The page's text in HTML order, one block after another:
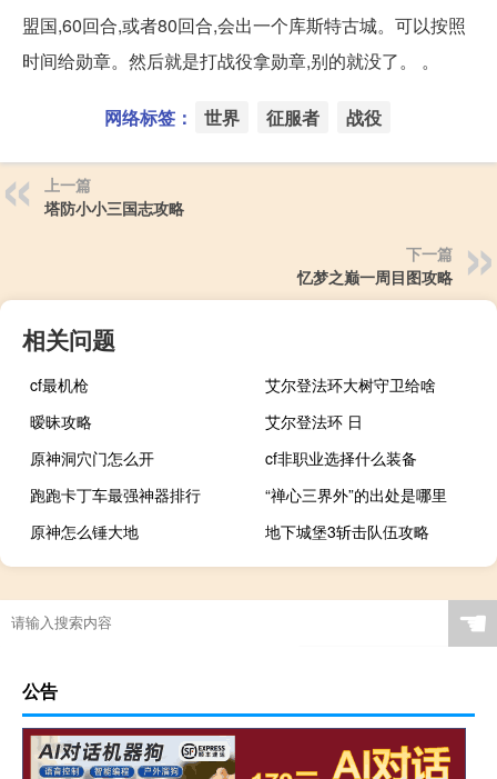
盟国,60回合,或者80回合,会出一个库斯特古城。可以按照
时间给勋章。然后就是打战役拿勋章,别的就没了。 。
网络标签： 世界 征服者 战役
上一篇
塔防小小三国志攻略
下一篇
忆梦之巅一周目图攻略
相关问题
cf最机枪
艾尔登法环大树守卫给啥
暧昧攻略
艾尔登法环 日
原神洞穴门怎么开
cf非职业选择什么装备
跑跑卡丁车最强神器排行
“禅心三界外”的出处是哪里
原神怎么锤大地
地下城堡3斩击队伍攻略
☚
公告